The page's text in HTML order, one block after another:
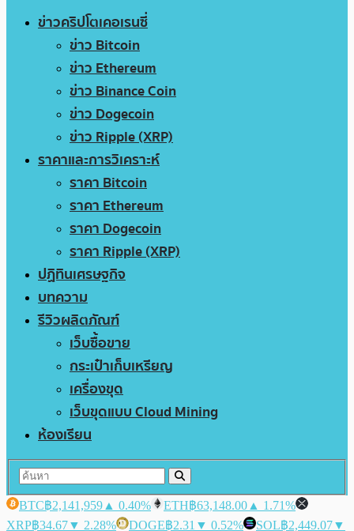
ข่าวคริปโตเคอเรนซี่
ข่าว Bitcoin
ข่าว Ethereum
ข่าว Binance Coin
ข่าว Dogecoin
ข่าว Ripple (XRP)
ราคาและการวิเคราะห์
ราคา Bitcoin
ราคา Ethereum
ราคา Dogecoin
ราคา Ripple (XRP)
ปฏิทินเศรษฐกิจ
บทความ
รีวิวผลิตภัณฑ์
เว็บซื้อขาย
กระเป๋าเก็บเหรียญ
เครื่องขุด
เว็บขุดแบบ Cloud Mining
ห้องเรียน
BTC฿2,141,959 ▲ 0.40% ETH฿63,148.00 ▲ 1.71%
XRP฿34.67▼ 2.28% DOGE฿2.31 ▼ 0.52% SOL฿2,449.07▼